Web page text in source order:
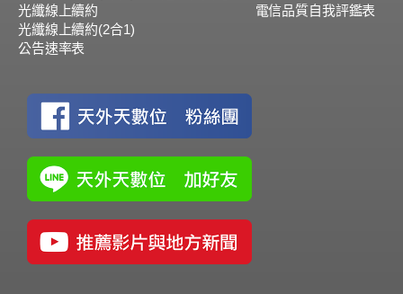
光纖線上續約
光纖線上續約(2合1)
公告速率表
電信品質自我評鑑表